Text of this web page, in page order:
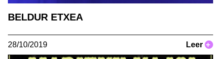
BELDUR ETXEA
28/10/2019 Leer +